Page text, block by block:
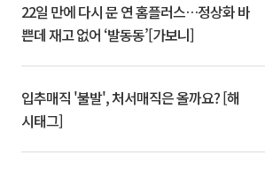
22일 만에 다시 문 연 홈플러스…정상화 바
쁜데 재고 없어 ‘발동동’[가보니]
입추매직 '불발', 처서매직은 올까요? [해
시태그]